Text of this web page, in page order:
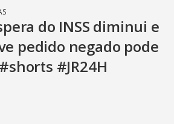
do INSS diminui e
pedido negado pode
#JR24H